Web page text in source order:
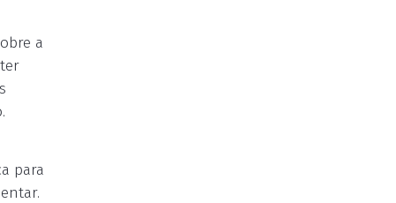
a
para